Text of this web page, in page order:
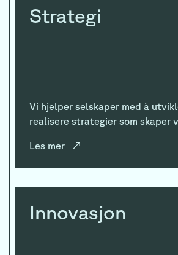
Strategi
Vi hjelper selskaper med å
realisere strategier som skaper
Les mer ↗
Innovasjon